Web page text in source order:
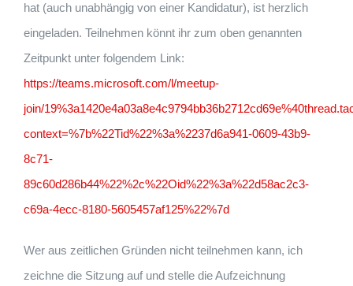
hat (auch unabhängig von einer Kandidatur), ist herzlich
eingeladen. Teilnehmen könnt ihr zum oben genannten
Zeitpunkt unter folgendem Link:
https://teams.microsoft.com/l/meetup-
join/
context=%7b%22Tid%22%3a%2237d6a941-0609-43b9-
8c71-
89c60d286b44%22%2c%22Oid%22%3a%22d58ac2c3-
c69a-4ecc-8180-5605457af125%22%7d
Wer aus zeitlichen Gründen nicht teilnehmen kann, ich
zeichne die Sitzung auf und stelle die Aufzeichnung